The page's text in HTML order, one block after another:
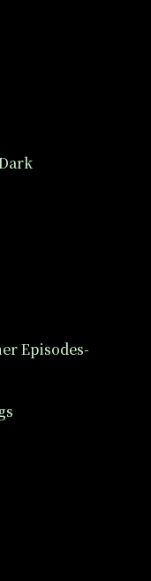
Episodes-